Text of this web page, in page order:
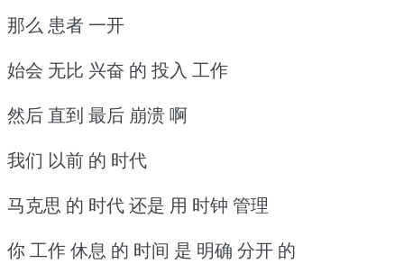
那么 患者 一开
始会 无比 兴奋 的 投入 工作
然后 直到 最后 崩溃 啊
我们 以前 的 时代
马克思 的 时代 还是 用 时钟 管理
你 工作 休息 的 时间 是 明确 分开 的